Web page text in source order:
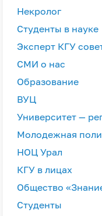
Некролог
Студенты в науке
Эксперт КГУ
СМИ о нас
Образование
ВУЦ
Университет —
Молодежная
НОЦ Урал
КГУ в лицах
Общество
Студенты